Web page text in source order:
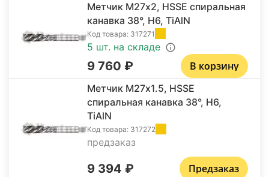
Метчик M27х2, HSSE спиральная
канавка 38°, H6, TiAlN
Код товара: 317271
5 шт. на складе
9 760 ₽ В корзину
Метчик M27х1.5, HSSE
спиральная канавка 38°, H6,
TiAlN
Код товара: 317272
предзаказ
9 394 ₽ Предзаказ